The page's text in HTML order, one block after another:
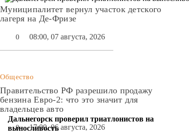
Муниципалитет вернул участок детского
лагеря на Де-Фризе
0 08:00, 07 августа, 2026
Общество
Правительство РФ разрешило продажу
бензина Евро-2: что это значит для
владельцев авто
0 17:00, 06 августа, 2026
Дальнегорск проверил триатлонистов на
выносливость